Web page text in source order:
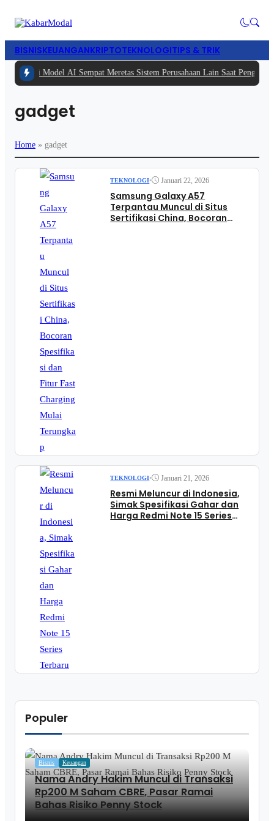
BISNISKEUANGANKRIPTOTEKNOLOGITIPS & TRIK
Akui Model AI Sempat Meretas Sistem Perusahaan Lain Saat Pengujian,
gadget
Home » gadget
TEKNOLOGI• Januari 22, 2026
Samsung Galaxy A57
Terpantau Muncul di Situs
Sertifikasi China, Bocoran
TEKNOLOGI• Januari 21, 2026
Resmi Meluncur di Indonesia,
Simak Spesifikasi Gahar dan
Harga Redmi Note 15 Series
Populer
Bisnis Keuangan
Nama Andry Hakim Muncul di Transaksi
Rp200 M Saham CBRE, Pasar Ramai
Bahas Risiko Penny Stock